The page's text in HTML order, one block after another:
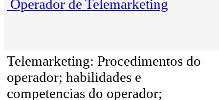
Operador de Telemarketing
Telemarketing: Procedimentos do
operador; habilidades e
competencias do operador;